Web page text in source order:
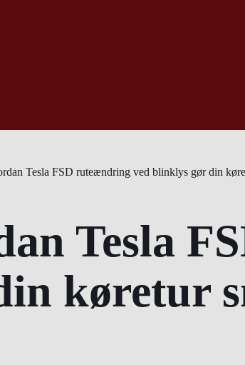
Tesla FSD ruteændring ved blinklys gør din
Tesla
køretur